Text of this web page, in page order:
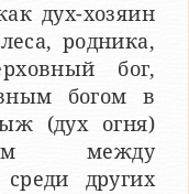
дух-хозяин
родника,
бог,
богом в
(дух огня)
между
других